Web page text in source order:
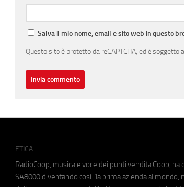
Salva il mio nome, email e sito web in questo
Questo sito è protetto da reCAPTCHA, ed è soggetto
ETICA
RadioCoop, musica e voce dei punti vendita Coop,
SA8000 diventando così "la prima azienda al mondo,